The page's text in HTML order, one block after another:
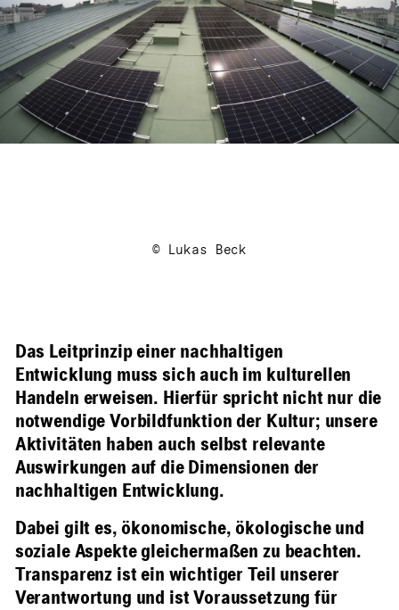
© Lukas Beck
Das Leitprinzip einer nachhaltigen
Entwicklung muss sich auch im kulturellen
Handeln erweisen. Hierfür spricht nicht nur die
notwendige Vorbildfunktion der Kultur; unsere
Aktivitäten haben auch selbst relevante
Auswirkungen auf die Dimensionen der
nachhaltigen Entwicklung.
Dabei gilt es, ökonomische, ökologische und
soziale Aspekte gleichermaßen zu beachten.
Transparenz ist ein wichtiger Teil unserer
Verantwortung und ist Voraussetzung für